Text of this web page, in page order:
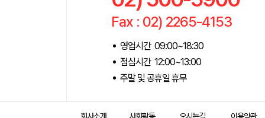
Fax : 02) 2265-4153
영업시간 09:00~18:30
점심시간 12:00~13:00
주말 및 공휴일 휴무